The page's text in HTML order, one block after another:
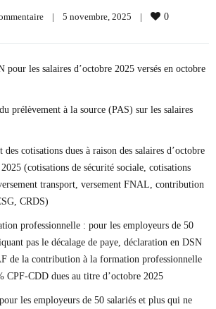
| 5 novembre, 2025 | 0
pour les salaires d’octobre 2025 versés en octobre
prélèvement à la source (PAS) sur les salaires
cotisations dues à raison des salaires d’octobre
(cotisations de sécurité sociale, cotisations
transport, versement FNAL, contribution
CRDS)
professionnelle : pour les employeurs de 50
pas le décalage de paye, déclaration en DSN
de la contribution à la formation professionnelle
CPF-CDD dues au titre d’octobre 2025
les employeurs de 50 salariés et plus qui ne